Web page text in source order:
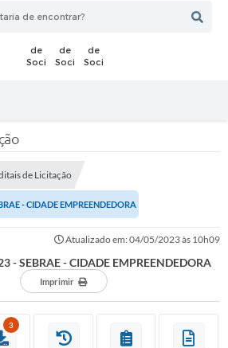
de Licitação
- CIDADE EMPREENDEDORA
Atualizado em: 04/05/2023 às 10h09
- SEBRAE - CIDADE EMPREENDEDORA
Imprimir
3